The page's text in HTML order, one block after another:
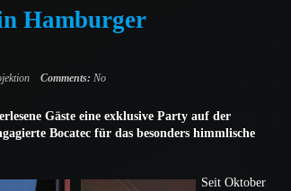
Hamburger
Comments: No
Gäste eine exklusive Party auf der
Bocatec für das besonders himmlische
Seit Oktober